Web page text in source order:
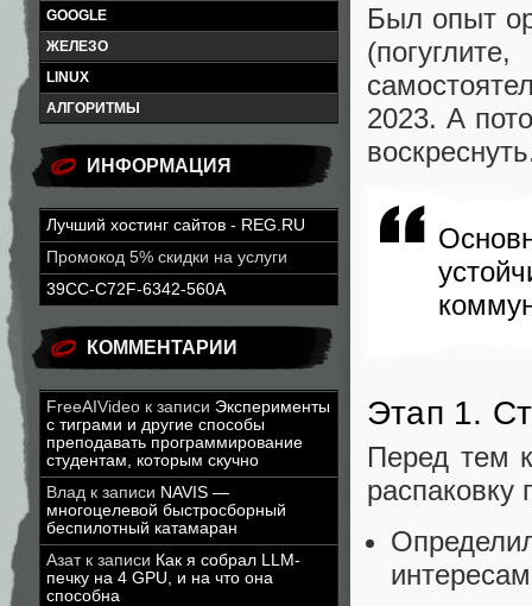
GOOGLE
ЖЕЛЕЗО
LINUX
АЛГОРИТМЫ
ИНФОРМАЦИЯ
Лучший хостинг сайтов - REG.RU
Промокод 5% скидки на услуги
39CC-C72F-6342-560A
КОММЕНТАРИИ
FreeAIVideo к записи Эксперименты
с тиграми и другие способы
преподавать программирование
студентам, которым скучно
Влад к записи NAVIS —
многоцелевой быстросборный
беспилотный катамаран
Азатк записи Как я собрал LLM-
печку на 4 GPU, и на что она
способна
Был опыт
2023. А
Этап 1.
Перед тем
распаковку